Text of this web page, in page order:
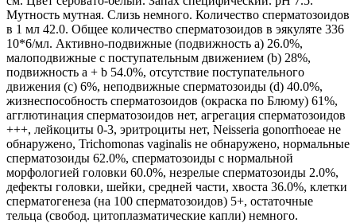
Мутность мутная. Слизь немного. Количество сперматозоидов
в 1 мл 42.0. Общее количество сперматозоидов в эякуляте 336
10*6/мл. Активно-подвижные (подвижность а) 26.0%,
малоподвижные с поступательным движением (b) 28%,
подвижность a + b 54.0%, отсутствие поступательного
движения (c) 6%, неподвижные сперматозоиды (d) 40.0%,
жизнеспособность сперматозоидов (окраска по Блюму) 61%,
агглютинация сперматозоидов нет, агрегация сперматозоидов
+++, лейкоциты 0-3, эритроциты нет, Neisseria gonorrhoeae не
обнаружено, Trichomonas vaginalis не обнаружено, нормальные
сперматозоиды 62.0%, сперматозоиды с нормальной
морфологией головки 60.0%, незрелые сперматозоиды 2.0%,
дефекты головки, шейки, средней части, хвоста 36.0%, клетки
сперматогенеза (на 100 сперматозоидов) 5+, остаточные
тельца (свобод. цитоплазматические капли) немного.